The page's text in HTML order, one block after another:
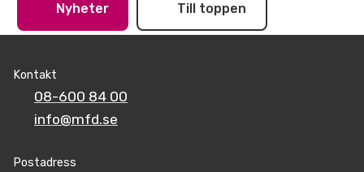
Nyheter Till toppen
Kontakt
08-600 84 00
info@mfd.se
Postadress